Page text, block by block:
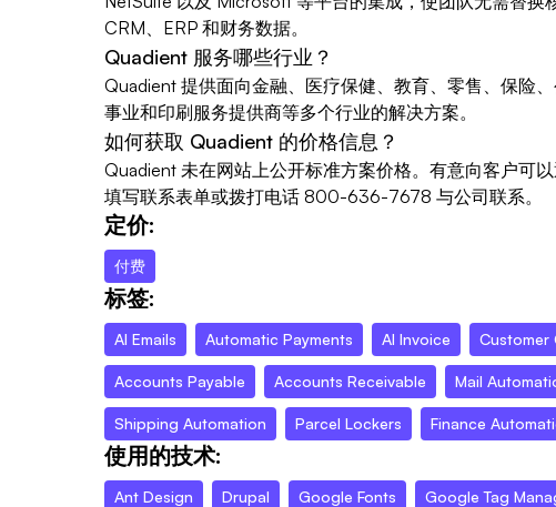
CRM、ERP 和财务数据。
Quadient 服务哪些行业？
Quadient 提供面向金融、医疗保健、教育、零售、保险
事业和印刷服务提供商等多个行业的解决方案。
如何获取 Quadient 的价格信息？
Quadient 未在网站上公开标准方案价格。有意向客户可以
填写联系表单或拨打电话 800-636-7678 与公司联系。
定价:
付费
标签:
AI Emails Automatic Payments AI Invoice Customer
Accounts Payable Accounts Receivable Mail
Shipping Automation Parcel Lockers Finance
使用的技术:
Ant Design Drupal Google Fonts Google Tag